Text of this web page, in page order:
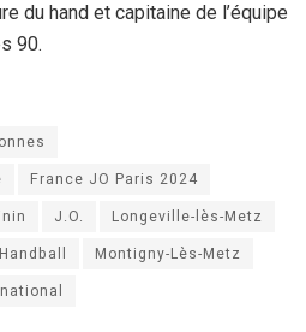
du hand et capitaine de l’équipe
90.
France JO Paris 2024
J.O.
Longeville-lès-Metz
Montigny-Lès-Metz